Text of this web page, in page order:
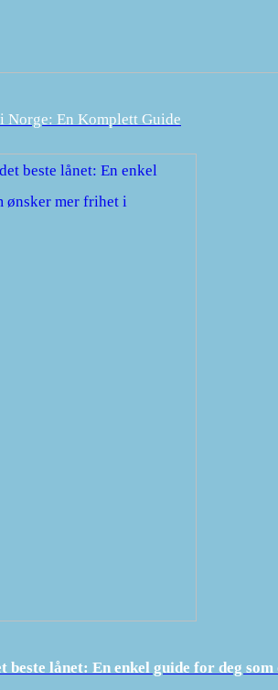
Norge: En Komplett Guide
beste lånet: En enkel guide for deg